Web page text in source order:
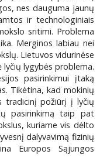
nes dauguma jaunų
ir technologiniais
sritimi. Problema
Merginos labiau nei
Lietuvos vidurinėse
lygybės problema.
pasirinkimui įtaką
Tikėtina, kad mokinių
tradicinį požiūrį į lyčių
pasirinkimą taip pat
kuriame vis dėlto
dalyvavimą fizinių
Europos Sąjungos